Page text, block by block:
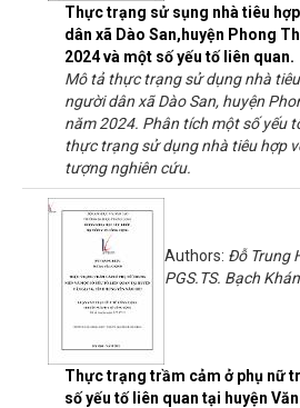
Thực trạng sử sụng nhà tiêu
dân xã Dào San,huyện Phong
2024 và một số yếu tố liên quan.
Mô tả thực trạng sử dụng nhà
người dân xã Dào San, huyện
năm 2024. Phân tích một số yếu
thực trạng sử dụng nhà tiêu hợp
tượng nghiên cứu.
Thực trạng trầm cảm ở phụ nữ
số yếu tố liên quan tại huyện
Authors: Đỗ Trung
PGS.TS. Bạch